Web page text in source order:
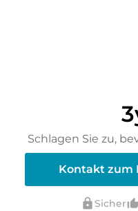
Schlagen Sie zu,
Kontakt zum
lock Sicher